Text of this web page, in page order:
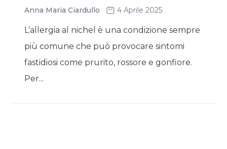
Anna Maria Ciardullo 4 Aprile 2025
L’allergia al nichel è una condizione sempre
più comune che può provocare sintomi
fastidiosi come prurito, rossore e gonfiore.
Per...